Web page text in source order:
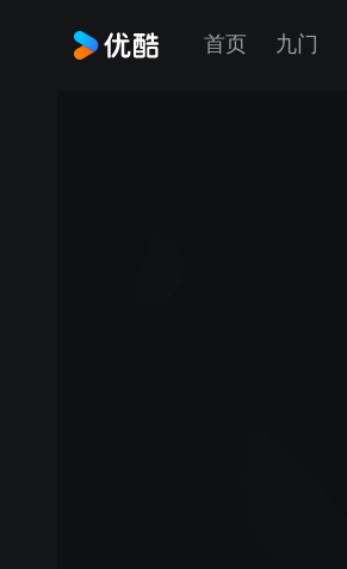
首页 九门